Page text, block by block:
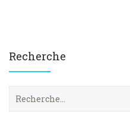
Recherche